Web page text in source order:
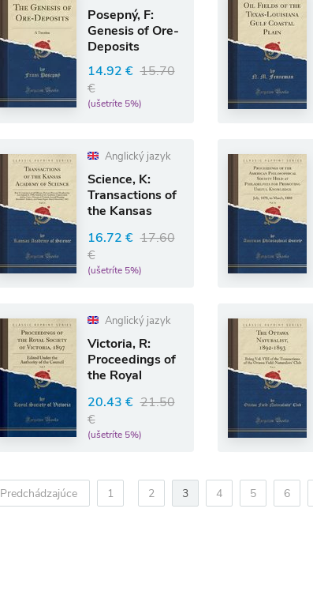
Posepný, F:
Genesis of Ore-
Deposits
14.92 € 15.70
€
(ušetríte 5%)
Anglický jazyk
Science, K:
Transactions of
the Kansas
Science, V
16.72 € 17.60
€
(ušetríte 5%)
Anglický jazyk
Victoria, R:
Proceedings of
the Royal
Victoria, 1
20.43 € 21.50
€
(ušetríte 5%)
Predchádzajúce 1 2 3 4 5 6